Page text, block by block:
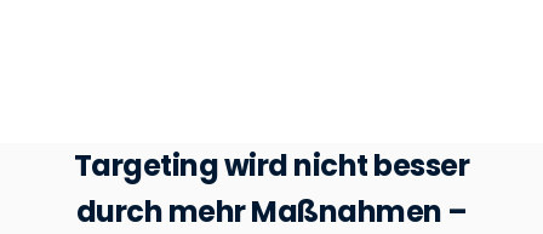
Targeting wird nicht besser
durch mehr Maßnahmen –